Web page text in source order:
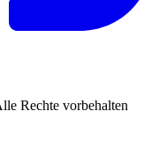
Rechte vorbehalten